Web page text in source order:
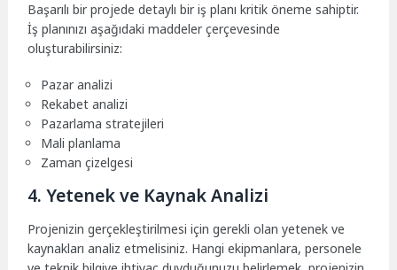
Başarılı bir projede detaylı bir iş planı kritik öneme sahiptir.
İş planınızı aşağıdaki maddeler çerçevesinde
oluşturabilirsiniz:
Pazar analizi
Rekabet analizi
Pazarlama stratejileri
Mali planlama
Zaman çizelgesi
4. Yetenek ve Kaynak Analizi
Projenizin gerçekleştirilmesi için gerekli olan yetenek ve
kaynakları analiz etmelisiniz. Hangi ekipmanlara, personele